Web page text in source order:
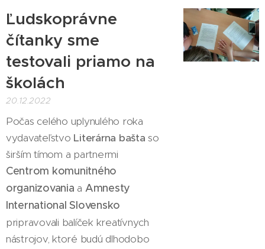
Ľudskoprávne
čítanky sme
testovali priamo na
školách
20.12.2022
Počas celého uplynulého roka
vydavateľstvo Literárna baštaso
širším tímom a partnermi
Centrom komunitného
organizovania a Amnesty
International Slovensko
pripravovali balíček kreatívnych
nástrojov, ktoré budú dlhodobo